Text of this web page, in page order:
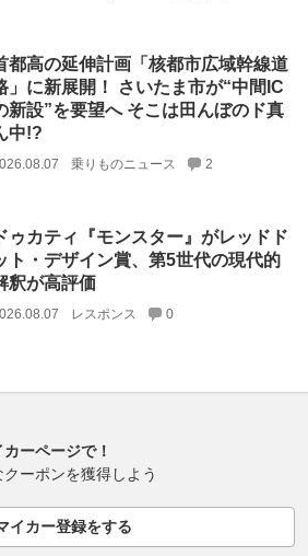
都高の延伸計画「核都市広域幹線道
」に新展開！ さいたま市が“中間IC
新設”を要望へ そこは田んぼのド真
中!?
乗りものニュース 2
ドゥカティ『モンスター』がレッドド
ト・デザイン賞、第5世代の現代的
釈が高評価
レスポンス 0
ーページで！
ーポンを獲得しよう
イカー登録をする